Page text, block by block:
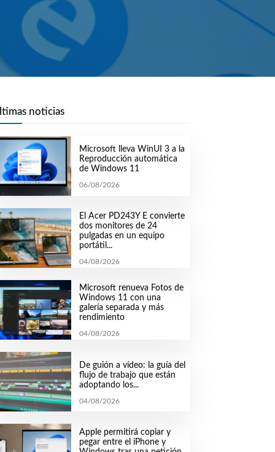
noticias
Microsoft lleva WinUI 3 a la
Reproducción automática
de Windows 11
06/08/2026
El Acer PD243Y E convierte
dos monitores de 24
pulgadas en un equipo
portátil...
04/08/2026
Microsoft renueva Fotos de
Windows 11 con una
galería separada y más
rendimiento
04/08/2026
De guión a vídeo: la guía del
flujo de trabajo que están
adoptando los...
04/08/2026
Apple permitirá copiar y
pegar entre el iPhone y